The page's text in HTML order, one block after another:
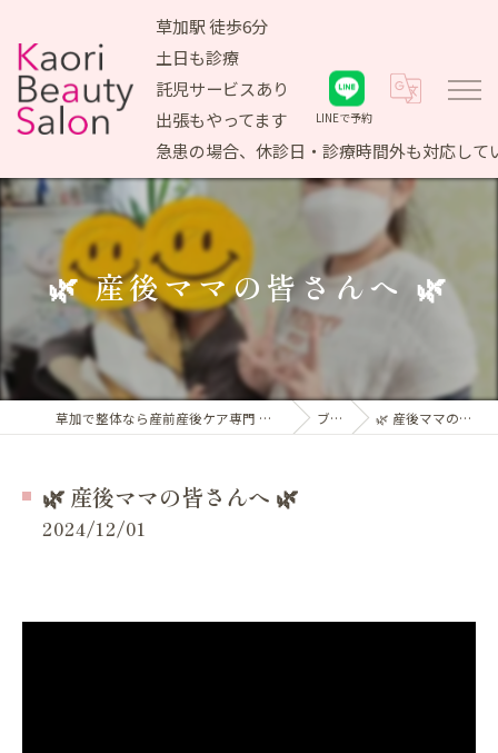
草加駅 徒歩6分
土日も診療
託児サービスあり
出張もやってます
急患の場合、休診日・診療時間外も対応して
LINEで予約
🌿 産後ママの皆さんへ 🌿
草加で整体なら産前産後ケア専門 かおりビューティサロン ブログ 🌿 産後ママの皆さんへ 🌿
🌿 産後ママの皆さんへ 🌿
2024/12/01